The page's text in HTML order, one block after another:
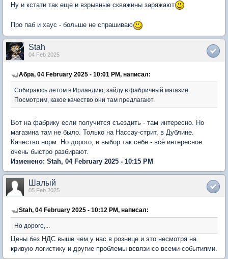
Ну и кстати так еще и взрывные скважины заряжают
Про паб и хаус - больше не спрашиваю
Stah
04 Feb 2025
Абра, 04 February 2025 - 10:01 PM, написал:
Собираюсь летом в Ирландию, зайду в фабричный магазин.
Посмотрим, какое качество они там предлагают.
Вот на фабрику если получится съездить - там интересно. Но
магазина там не было. Только на Нассау-стрит, в Дублине.
Качество норм. Но дорого, и выбор так себе - всё интересное
очень быстро разбирают.
Изменено: Stah, 04 February 2025 - 10:15 PM
Шалый
05 Feb 2025
Stah, 04 February 2025 - 10:12 PM, написал:
Но дорого,...
Цены без НДС выше чем у нас в рознице и это несмотря на
кривую логистику и другие проблемы всвязи со всеми событиями.